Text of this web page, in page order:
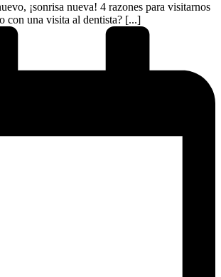
¡sonrisa nueva! 4 razones para visitarnos
con una visita al dentista? [...]